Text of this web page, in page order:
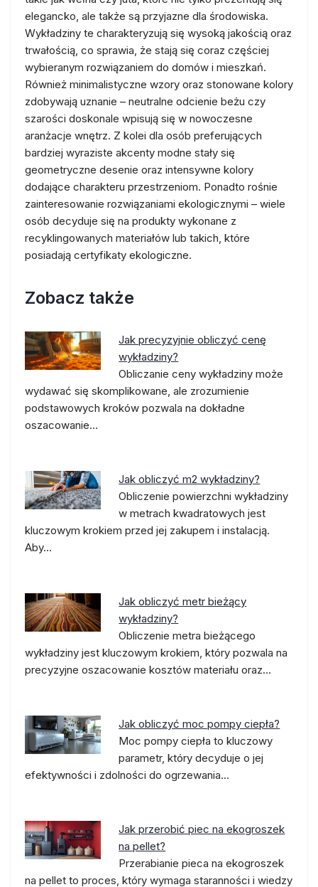
elegancko, ale także są przyjazne dla środowiska.
Wykładziny te charakteryzują się wysoką jakością oraz
trwałością, co sprawia, że stają się coraz częściej
wybieranym rozwiązaniem do domów i mieszkań.
Również minimalistyczne wzory oraz stonowane kolory
zdobywają uznanie – neutralne odcienie beżu czy
szarości doskonale wpisują się w nowoczesne
aranżacje wnętrz. Z kolei dla osób preferujących
bardziej wyraziste akcenty modne stały się
geometryczne desenie oraz intensywne kolory
dodające charakteru przestrzeniom. Ponadto rośnie
zainteresowanie rozwiązaniami ekologicznymi – wiele
osób decyduje się na produkty wykonane z
recyklingowanych materiałów lub takich, które
posiadają certyfikaty ekologiczne.
Zobacz także
Jak precyzyjnie obliczyć cenę
wykładziny?
Obliczanie ceny wykładziny może
wydawać się skomplikowane, ale zrozumienie
podstawowych kroków pozwala na dokładne
oszacowanie…
Jak obliczyć m2 wykładziny?
Obliczenie powierzchni wykładziny
w metrach kwadratowych jest
kluczowym krokiem przed jej zakupem i instalacją.
Aby…
Jak obliczyć metr bieżący
wykładziny?
Obliczenie metra bieżącego
wykładziny jest kluczowym krokiem, który pozwala na
precyzyjne oszacowanie kosztów materiału oraz…
Jak obliczyć moc pompy ciepła?
Moc pompy ciepła to kluczowy
parametr, który decyduje o jej
efektywności i zdolności do ogrzewania…
Jak przerobić piec na ekogroszek
na pellet?
Przerabianie pieca na ekogroszek
na pellet to proces, który wymaga staranności i wiedzy